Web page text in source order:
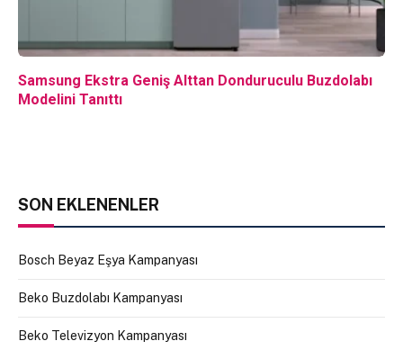
Samsung Ekstra Geniş Alttan Donduruculu Buzdolabı
Modelini Tanıttı
SON EKLENENLER
Bosch Beyaz Eşya Kampanyası
Beko Buzdolabı Kampanyası
Beko Televizyon Kampanyası